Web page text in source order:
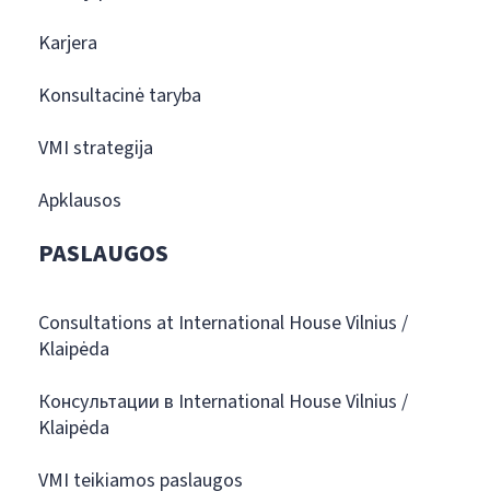
Karjera
Konsultacinė taryba
VMI strategija
Apklausos
PASLAUGOS
Consultations at International House Vilnius /
Klaipėda
Консультации в International House Vilnius /
Klaipėda
VMI teikiamos paslaugos